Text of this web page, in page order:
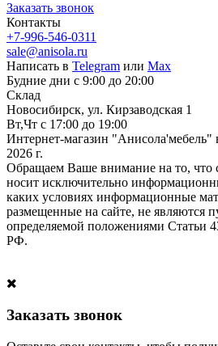
Заказать звонок
Контакты
+7-996-546-0311
sale@anisola.ru
Написать в Telegram или Max
Будние дни с 9:00 до 20:00
Склад
Новосибирск, ул. Кирзаводская 1
Вт,Чт с 17:00 до 19:00
Интернет-магазин
2026 г.
Обращаем Ваше внимание на то, что
носит исключительно
каких условиях информационные
размещенные на сайте, не являются
определяемой положениями Статьи
РФ.
Заказать звонок